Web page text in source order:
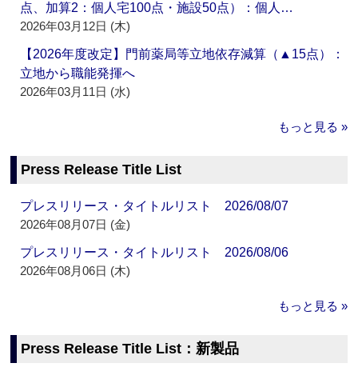
点、加算2：個人宅100点・施設50点）：個人…
2026年03月12日 (木)
【2026年度改定】門前薬局等立地依存減算（▲15点）：
立地から職能発揮へ
2026年03月11日 (水)
もっと見る »
Press Release Title List
プレスリリース・タイトルリスト 2026/08/07
2026年08月07日 (金)
プレスリリース・タイトルリスト 2026/08/06
2026年08月06日 (木)
もっと見る »
Press Release Title List：新製品